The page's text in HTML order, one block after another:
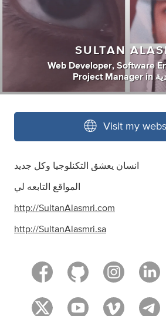
SULTAN
Web Developer, Software
Project Manager in
Visit my
انسان يعشق التكنلوجيا وكل جديد
المواقع التابعه لي
http://SultanAlasmri.com
http://SultanAlasmri.sa